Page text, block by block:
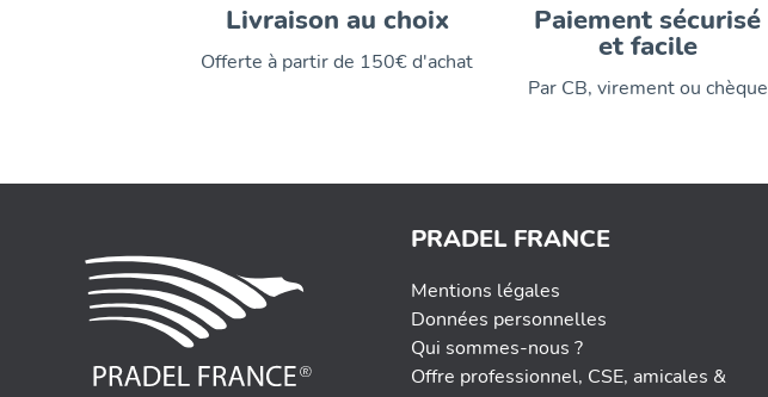
Livraison au choix
Offerte à partir de 150€ d'achat
Paiement sécurisé
et facile
Par CB, virement ou chèque
PRADEL FRANCE
Mentions légales
Données personnelles
Qui sommes-nous ?
Offre professionnel, CSE, amicales &